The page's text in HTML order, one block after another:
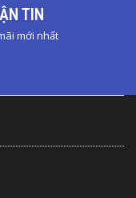
TIN
mới nhất